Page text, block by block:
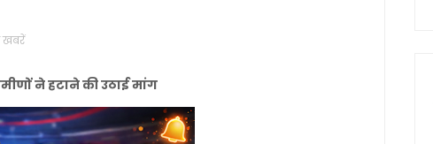
खबरें
ने हटाने की उठाई मांग